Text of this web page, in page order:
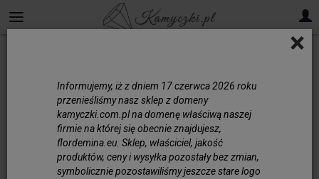
×
Informujemy, iż z dniem 17 czerwca 2026 roku
przenieśliśmy nasz sklep z domeny
kamyczki.com.pl na domenę właściwą naszej
firmie na której się obecnie znajdujesz,
flordemina.eu. Sklep, właściciel, jakość
produktów, ceny i wysyłka pozostały bez zmian,
symbolicznie pozostawiliśmy jeszcze stare logo